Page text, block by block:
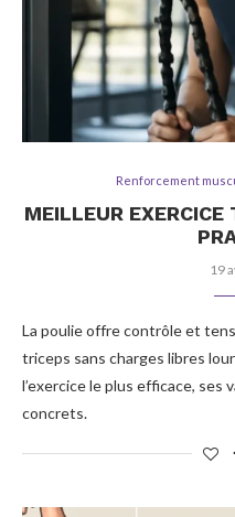
Renforcement
MEILLEUR
19
La poulie offre contrôle et
triceps sans charges libres
l’exercice le plus efficace, ses
concrets.